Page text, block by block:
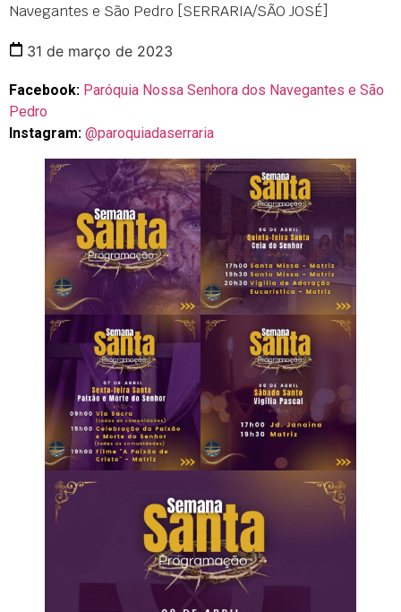
Navegantes e São Pedro [SERRARIA/SÃO JOSÉ]
31 de março de 2023
Facebook: Paróquia Nossa Senhora dos Navegantes e São
Pedro
Instagram: @paroquiadaserraria